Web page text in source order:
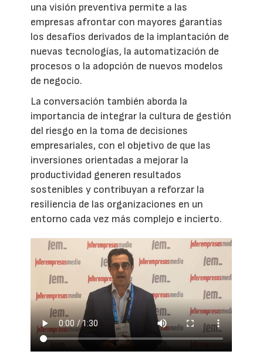
una visión preventiva permite a las
empresas afrontar con mayores garantías
los desafíos derivados de la implantación de
nuevas tecnologías, la automatización de
procesos o la adopción de nuevos modelos
de negocio.
La conversación también aborda la
importancia de integrar la cultura de gestión
del riesgo en la toma de decisiones
empresariales, con el objetivo de que las
inversiones orientadas a mejorar la
productividad generen resultados
sostenibles y contribuyan a reforzar la
resiliencia de las organizaciones en un
entorno cada vez más complejo e incierto.